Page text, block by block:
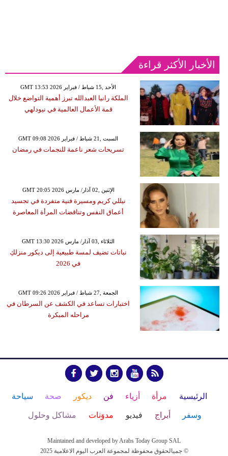
الأخبار الأكثر قراءة
GMT 13:53 2026 الأحد ,15 شباط / فبراير
الملكة رانيا العبدالله تبرز أهمية التواضع خلال
قمة الأعمال العالمية في نيودلهي
GMT 09:08 2026 السبت ,21 شباط / فبراير
تسريحات شعر ناعمة للنجمات في رمضان
GMT 20:05 2026 الإثنين ,02 آذار/ مارس
نيللي كريم ومسيرة فنية متفردة في تجسيد
أعماق النفس وتناقضات المرأة المعاصرة
GMT 13:30 2026 الثلاثاء ,03 آذار/ مارس
نباتات تضيف لمسة طبيعية إلى ديكور منزلكِ
في 2026
GMT 09:26 2026 الجمعة ,27 شباط / فبراير
اختبارات تساعد في الكشف عن السرطان في
مراحله المبكرة
الرئيسية مرأة أزياء فن ديكور صحة سياحة
وسفر أبراج فيديو مدوَنات مشاكل وحلول
Maintained and developed by Arabs Today Group SAL
جميالحقوق محفوظة لمجموعة العرب اليوم الاعلامية 2025 ©